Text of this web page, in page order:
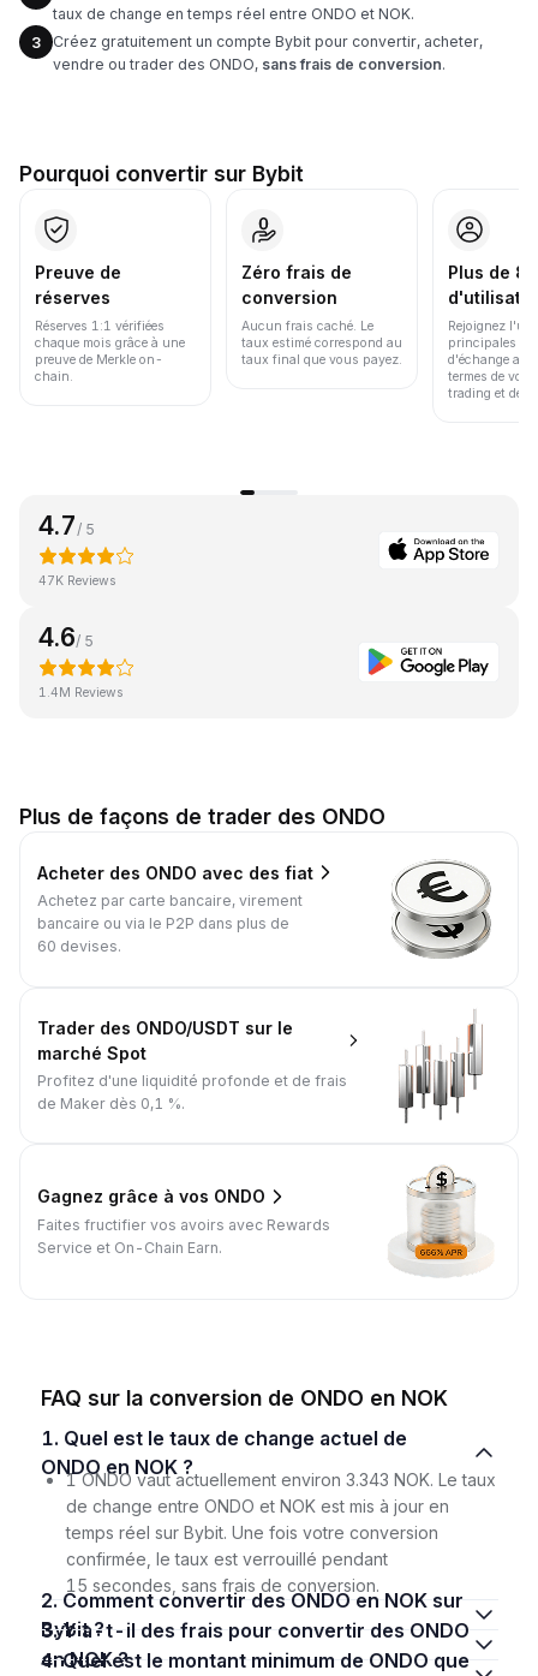
taux de change en temps réel entre ONDO et NOK.
3
Créez gratuitement un compte Bybit pour convertir, acheter,
vendre ou trader des ONDO, sans frais de conversion.
Pourquoi convertir sur Bybit
Preuve de
réserves
Réserves 1:1 vérifiées
chaque mois grâce à une
preuve de Merkle on-
chain.
Zéro frais de
conversion
Aucun frais caché. Le
taux estimé correspond au
taux final que vous payez.
Plus de
Rejoignez
principales
d'échange au
termes de
trading et de
4.7 / 5
47K Reviews
4.6/ 5
1.4M Reviews
Plus de façons de trader des ONDO
Acheter des ONDO avec des fiat
Achetez par carte bancaire, virement
bancaire ou via le P2P dans plus de
60 devises.
Trader des ONDO/USDT sur le
marché Spot
Profitez d'une liquidité profonde et de frais
de Maker dès 0,1 %.
Gagnez grâce à vos ONDO
Faites fructifier vos avoirs avec Rewards
Service et On-Chain Earn.
FAQ sur la conversion de ONDO en NOK
1. Quel est le taux de change actuel de
ONDO en NOK ?
1 ONDO vaut actuellement environ 3.343 NOK. Le taux
de change entre ONDO et NOK est mis à jour en
temps réel sur Bybit. Une fois votre conversion
confirmée, le taux est verrouillé pendant
15 secondes, sans frais de conversion.
2. Comment convertir des ONDO en NOK sur
Bybit ?
3. Y a-t-il des frais pour convertir des ONDO
en NOK ?
4. Quel est le montant minimum de ONDO que